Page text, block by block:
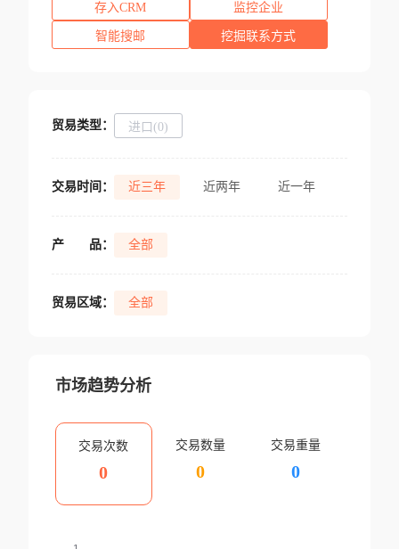
存入CRM 监控企业
智能搜邮 挖掘联系方式
贸易类型： 进口(0)
交易时间： 近三年 近两年 近一年
产 品： 全部
贸易区域： 全部
市场趋势分析
交易次数
0
交易数量
0
交易重量
0